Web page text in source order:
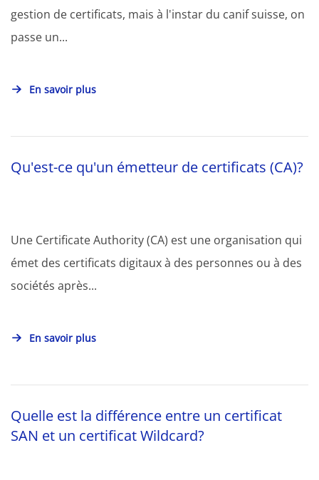
gestion de certificats, mais à l'instar du canif suisse, on
passe un...
En savoir plus
Qu'est-ce qu'un émetteur de certificats (CA)?
Une Certificate Authority (CA) est une organisation qui
émet des certificats digitaux à des personnes ou à des
sociétés après...
En savoir plus
Quelle est la différence entre un certificat
SAN et un certificat Wildcard?